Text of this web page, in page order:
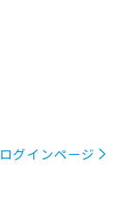
グインページ